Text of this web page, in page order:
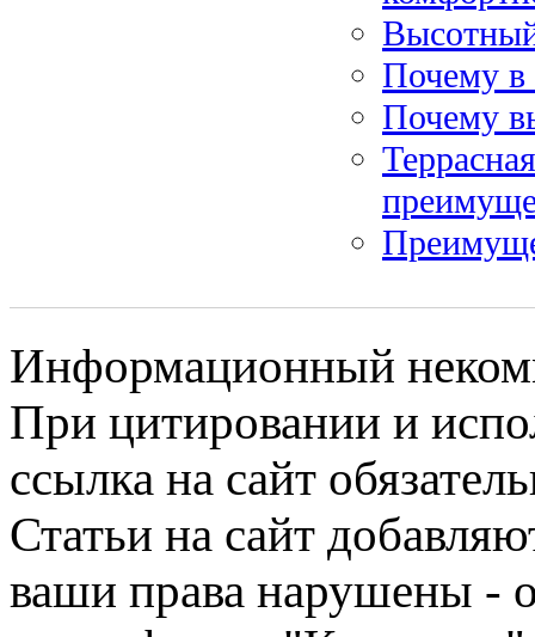
Почему в
Почему
Информационный
При цитировании и
ссылка на сайт
Статьи на сайт
ваши права нарушены -